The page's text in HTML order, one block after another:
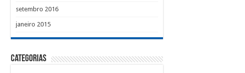
setembro 2016
janeiro 2015
Categorias